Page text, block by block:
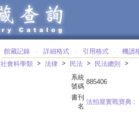
館藏記錄 ‧ 詳細格式 ‧ 引用格式 ‧
機讀
社會科學類 > 法律 > 民法 > 民法總則
>
系統
號碼
885406
書刊
名
法拍屋實戰寶典 :